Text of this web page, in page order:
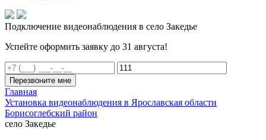
Подключение видеонаблюдения в село Закедье
Успейте оформить заявку до 31 августа!
Перезвоните мне
Главная
Установка видеонаблюдения в Ярославская области
Борисоглебский район
село Закедье